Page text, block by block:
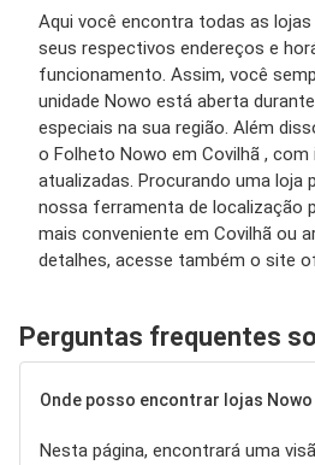
Aqui você encontra todas as
seus respectivos endereços e
funcionamento. Assim, você
unidade Nowo está aberta
especiais na sua região. Além
o Folheto Nowo em Covilhã ,
atualizadas. Procurando uma loja
nossa ferramenta de localização
mais conveniente em Covilhã ou
detalhes, acesse também o site
Perguntas frequentes
Onde posso encontrar lojas Nowo
Nesta página, encontrará uma